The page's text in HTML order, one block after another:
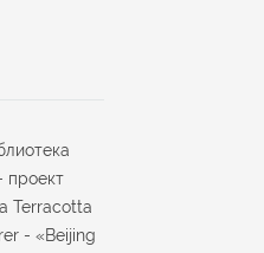
проект
Terracotta
- «Beijing